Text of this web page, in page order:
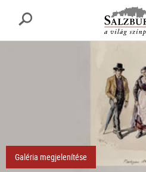
Keresés
Galéria megjelenítése